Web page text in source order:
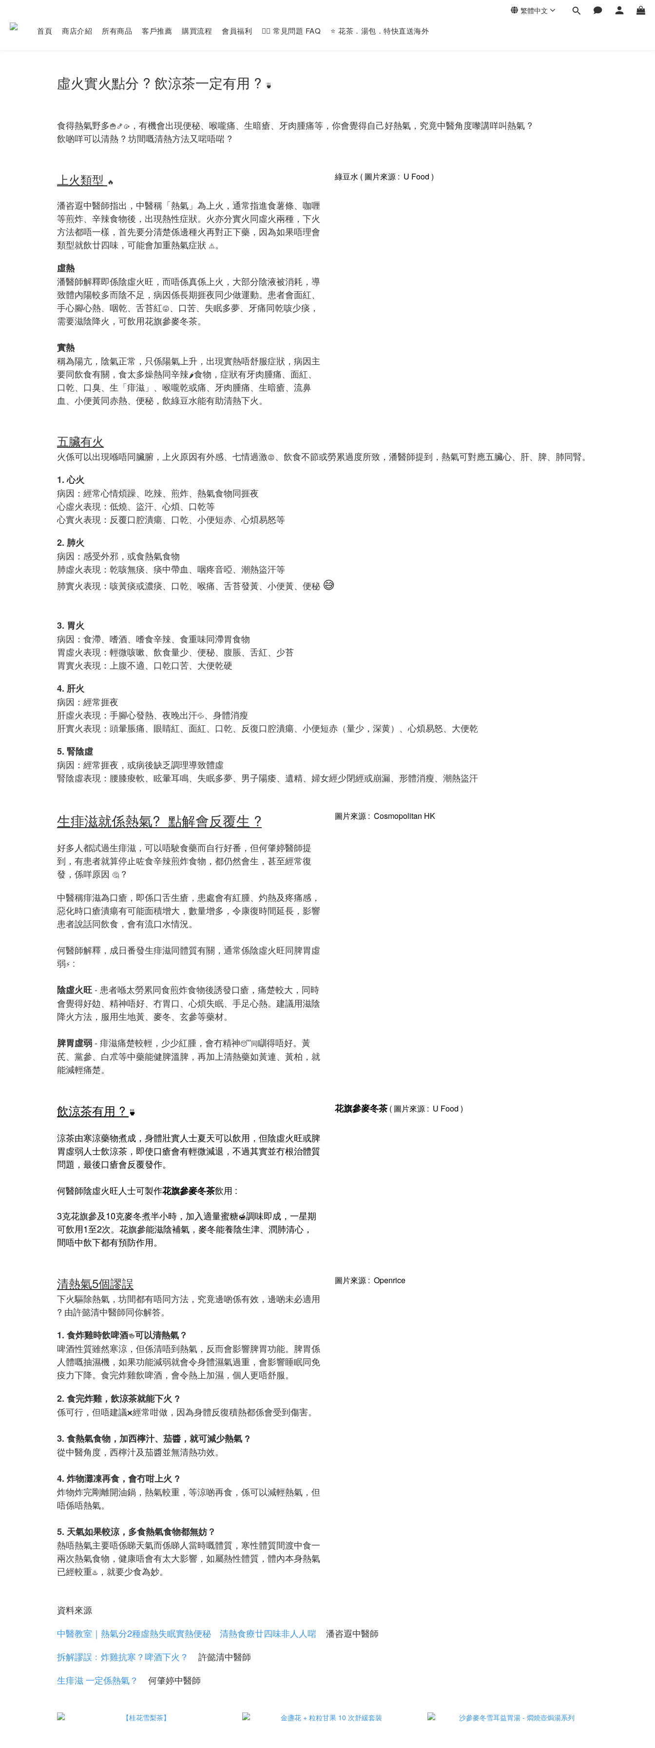
繁體中文
首頁 商店介紹 所有商品 客戶推薦 購買流程 會員福利 🙋‍♀️ 常見問題 FAQ ⭐️ 花茶．湯包．特快直送海外
虛火實火點分 ? 飲涼茶一定有用 ? 🍵
食得熱氣野多🍟🍤🥠 ，有機會出現便秘、喉嚨痛、生暗瘡、牙肉腫痛等，你會覺得自己好熱氣，究竟中醫角度嚟講咩叫熱氣 ?
飲啲咩可以清熱 ? 坊間嘅清熱方法又啱唔啱 ?
上火類型 🔥
潘咨遐中醫師指出，中醫稱「熱氣」為上火，通常指進食薯條、咖喱
等煎炸、辛辣食物後，出現熱性症狀。火亦分實火同虛火兩種，下火
方法都唔一樣，首先要分清楚係邊種火再對正下藥，因為如果唔理會
類型就飲廿四味，可能會加重熱氣症狀 ⚠️。
虛熱
潘醫師解釋即係陰虛火旺，而唔係真係上火，大部分陰液被消耗，導
致體內陽較多而陰不足，病因係長期捱夜同少做運動。患者會面紅、
手心腳心熱、咽乾、舌苔紅😛、口苦、失眠多夢、牙痛同乾咳少痰，
需要滋陰降火，可飲用花旗參麥冬茶。
實熱
稱為陽亢，陰氣正常，只係陽氣上升，出現實熱唔舒服症狀，病因主
要同飲食有關，食太多燥熱同辛辣🌶食物，症狀有牙肉腫痛、面紅、
口乾、口臭、生「痱滋」、喉嚨乾或痛、牙肉腫痛、生暗瘡、流鼻
血、小便黃同赤熱、便秘，飲綠豆水能有助清熱下火。
綠豆水 ( 圖片來源 : U Food )
五臟有火
火係可以出現喺唔同臟腑，上火原因有外感、七情過激😡、飲食不節或勞累過度所致，潘醫師提到，熱氣可對應五臟心、肝、脾、肺同腎。
1. 心火
病因：經常心情煩躁、吃辣、煎炸、熱氣食物同捱夜
心虛火表現：低燒、盜汗、心煩、口乾等
心實火表現：反覆口腔潰瘍、口乾、小便短赤、心煩易怒等
2. 肺火
病因：感受外邪，或食熱氣食物
肺虛火表現：乾咳無痰、痰中帶血、咽疼音啞、潮熱盜汗等
肺實火表現：咳黃痰或濃痰、口乾、喉痛、舌苔發黃、小便黃、便秘 😅
3. 胃火
病因：食滯、嗜酒、嗜食辛辣、食重味同滯胃食物
胃虛火表現：輕微咳嗽、飲食量少、便秘、腹脹、舌紅、少苔
胃實火表現：上腹不適、口乾口苦、大便乾硬
4. 肝火
病因：經常捱夜
肝虛火表現：手腳心發熱、夜晚出汗💦、身體消瘦
肝實火表現：頭暈脹痛、眼睛紅、面紅、口乾、反復口腔潰瘍、小便短赤（量少，深黄）、心煩易怒、大便乾
5. 腎陰虛
病因：經常捱夜，或病後缺乏調理導致體虛
腎陰虛表現：腰膝痠軟、眩暈耳鳴、失眠多夢、男子陽痿、遺精、婦女經少閉經或崩漏、形體消瘦、潮熱盜汗
生痱滋就係熱氣? 點解會反覆生 ?
好多人都試過生痱滋，可以唔駛食藥而自行好番，但何肇婷醫師提
到，有患者就算停止咗食辛辣煎炸食物，都仍然會生，甚至經常復
發，係咩原因 🤔 ?
中醫稱痱滋為口瘡，即係口舌生瘡，患處會有紅腫、灼熱及疼痛感，
惡化時口瘡潰瘍有可能面積增大，數量增多，令康復時間延長，影響
患者說話同飲食，會有流口水情況。
何醫師解釋，成日番發生痱滋同體質有關，通常係陰虛火旺同脾胃虛
弱⚡️ :
陰虛火旺- 患者喺太勞累同食煎炸食物後誘發口瘡，痛楚較大，同時
會覺得好攰、精神唔好、冇胃口、心煩失眠、手足心熱。建議用滋陰
降火方法，服用生地黃、麥冬、玄參等藥材。
脾胃虛弱- 痱滋痛楚較輕，少少紅腫，會冇精神😴同瞓得唔好。黃
芪、黨參、白朮等中藥能健脾溫脾，再加上清熱藥如黃連、黃柏，就
能減輕痛楚。
圖片來源 : Cosmopolitan HK
飲涼茶有用 ? 🍵
涼茶由寒涼藥物煮成，身體壯實人士夏天可以飲用，但陰虛火旺或脾
胃虛弱人士飲涼茶，即使口瘡會有輕微減退，不過其實並冇根治體質
問題，最後口瘡會反覆發作。
何醫師陰虛火旺人士可製作花旗參麥冬茶飲用 :
3克花旗參及10克麥冬煮半小時，加入適量蜜糖🍯調味即成，一星期
可飲用1至2次。 花旗參能滋陰補氣，麥冬能養陰生津、潤肺清心，
間唔中飲下都有預防作用。
花旗參麥冬茶 ( 圖片來源 : U Food )
清熱氣5個謬誤
下火驅除熱氣，坊間都有唔同方法，究竟邊啲係有效，邊啲未必適用
? 由許懿清中醫師同你解答。
1. 食炸雞時飲啤酒🍻可以清熱氣？
啤酒性質雖然寒涼，但係清唔到熱氣，反而會影響脾胃功能。脾胃係
人體嘅抽濕機，如果功能減弱就會令身體濕氣過重，會影響睡眠同免
疫力下降。食完炸雞飲啤酒，會令熱上加濕，個人更唔舒服。
2. 食完炸雞，飲涼茶就能下火 ?
係可行，但唔建議❌經常咁做，因為身體反復積熱都係會受到傷害。
3. 食熱氣食物，加西檸汁、茄醬，就可減少熱氣 ?
從中醫角度，西檸汁及茄醬並無清熱功效。
4. 炸物灘凍再食，會冇咁上火 ?
炸物炸完剛離開油鍋，熱氣較重，等涼啲再食，係可以減輕熱氣，但
唔係唔熱氣。
5. 天氣如果較涼，多食熱氣食物都無妨？
熱唔熱氣主要唔係睇天氣而係睇人當時嘅體質，寒性體質間渡中食一
兩次熱氣食物，健康唔會有太大影響，如屬熱性體質，體內本身熱氣
已經較重♨️ ，就要少食為妙。
圖片來源 : Openrice
資料來源
中醫教室｜熱氣分2種虛熱失眠實熱便秘 清熱食療廿四味非人人啱 潘咨遐中醫師
拆解謬誤﹕炸雞抗寒？啤酒下火？
許懿清中醫師
生痱滋 一定係熱氣？
何肇婷中醫師